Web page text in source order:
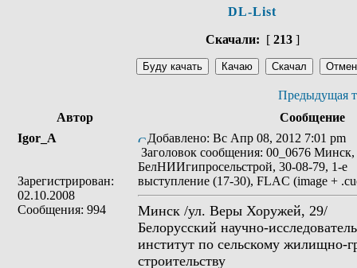
DL-List
Скачали: [ 213]
Предыдущая
Автор
Сообщение
Igor_A
Зарегистрирован:
02.10.2008
Сообщения: 994
Добавлено: Вс Апр 08, 2012 7:01 pm
Заголовок сообщения: 00_0676 Минск,
БелНИИгипросельстрой, 30-08-79, 1-е
выступление (17-30), FLAC (image +
Минск /ул. Веры Хоружей, 29/
Белорусский научно-
институт по сельскому жилищно-
строительству